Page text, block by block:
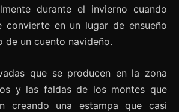
durante el invierno cuando
convierte en un lugar de ensueño
de un cuento navideño.
que se producen en la zona
y las faldas de los montes que
creando una estampa que casi